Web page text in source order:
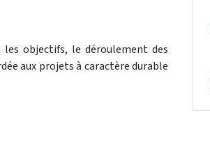
objectifs, le déroulement des
aux projets à caractère durable